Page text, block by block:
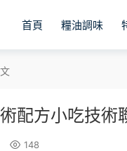
首頁 糧油調味
配方小吃技術
148